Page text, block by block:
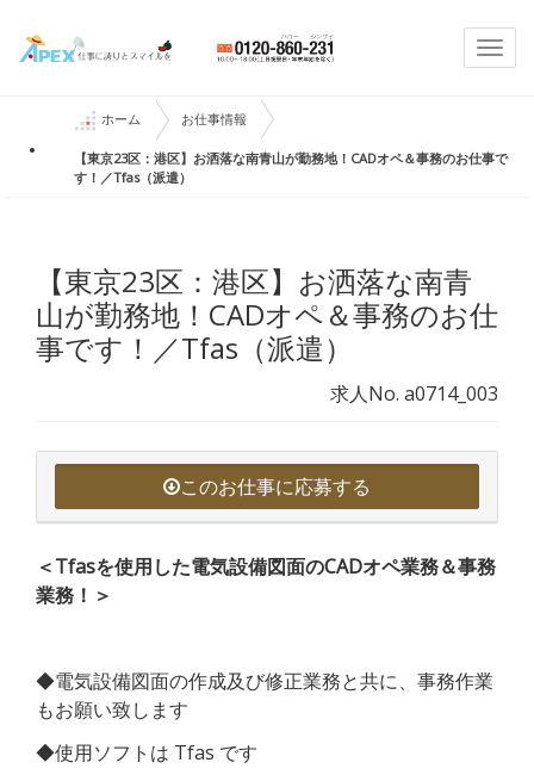
ホーム お仕事情報
【東京23区：港区】お洒落な南青山が勤務地！CADオペ＆事務のお仕事で
す！／Tfas（派遣）
【東京23区：港区】お洒落な南青
山が勤務地！CADオペ＆事務のお仕
事です！／Tfas（派遣）
求人No. a0714_003
このお仕事に応募する
＜Tfasを使用した電気設備図面のCADオペ業務＆事務
業務！＞
◆電気設備図面の作成及び修正業務と共に、事務作業
もお願い致します
◆使用ソフトは Tfas です